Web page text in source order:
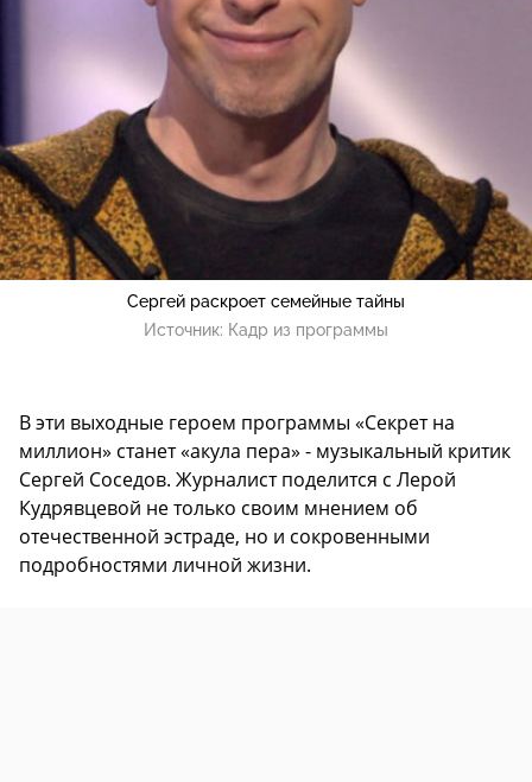
Сергей раскроет семейные тайны
Источник: Кадр из программы
В эти выходные героем программы «Секрет на
миллион» станет «акула пера» - музыкальный критик
Сергей Соседов. Журналист поделится с Лерой
Кудрявцевой не только своим мнением об
отечественной эстраде, но и сокровенными
подробностями личной жизни.